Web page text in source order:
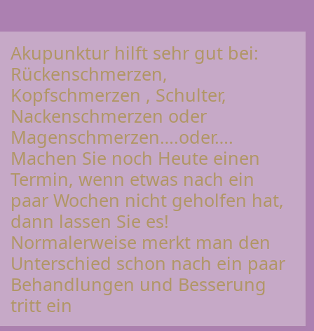
Akupunktur hilft sehr gut bei:
Rückenschmerzen,
Kopfschmerzen , Schulter,
Nackenschmerzen oder
Magenschmerzen….oder….
Machen Sie noch Heute einen
Termin, wenn etwas nach ein
paar Wochen nicht geholfen hat,
dann lassen Sie es!
Normalerweise merkt man den
Unterschied schon nach ein paar
Behandlungen und Besserung
tritt ein